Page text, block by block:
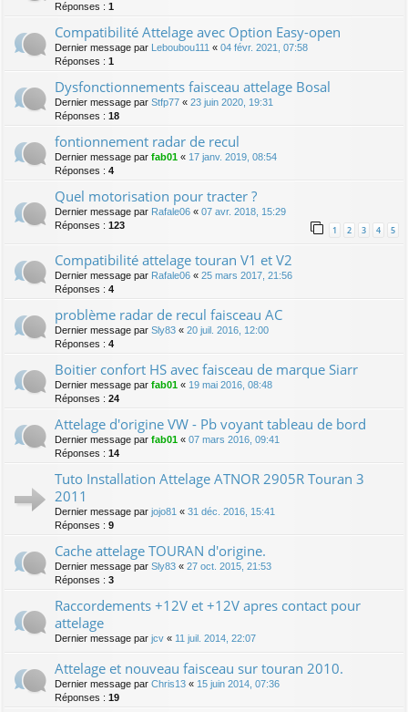
Réponses : 1
Compatibilité Attelage avec Option Easy-open
Dernier message par Leboubou111 « 04 févr. 2021, 07:58
Réponses : 1
Dysfonctionnements faisceau attelage Bosal
Dernier message par Stfp77 « 23 juin 2020, 19:31
Réponses : 18
fontionnement radar de recul
Dernier message par fab01 « 17 janv. 2019, 08:54
Réponses : 4
Quel motorisation pour tracter ?
Dernier message par Rafale06 « 07 avr. 2018, 15:29
Réponses : 123 1 2 3 4 5
Compatibilité attelage touran V1 et V2
Dernier message par Rafale06 « 25 mars 2017, 21:56
Réponses : 4
problème radar de recul faisceau AC
Dernier message par Sly83 « 20 juil. 2016, 12:00
Réponses : 4
Boitier confort HS avec faisceau de marque Siarr
Dernier message par fab01 « 19 mai 2016, 08:48
Réponses : 24
Attelage d'origine VW - Pb voyant tableau de bord
Dernier message par fab01 « 07 mars 2016, 09:41
Réponses : 14
Tuto Installation Attelage ATNOR 2905R Touran 3
2011
Dernier message par jojo81 « 31 déc. 2016, 15:41
Réponses : 9
Cache attelage TOURAN d'origine.
Dernier message par Sly83 « 27 oct. 2015, 21:53
Réponses : 3
Raccordements +12V et +12V apres contact pour
attelage
Dernier message par jcv « 11 juil. 2014, 22:07
Attelage et nouveau faisceau sur touran 2010.
Dernier message par Chris13 « 15 juin 2014, 07:36
Réponses : 19